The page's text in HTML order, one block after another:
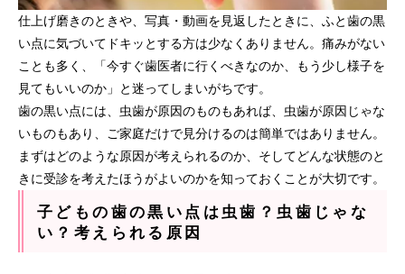
仕上げ磨きのときや、写真・動画を見返したときに、ふと歯の黒
い点に気づいてドキッとする方は少なくありません。痛みがない
ことも多く、「今すぐ歯医者に行くべきなのか、もう少し様子を
見てもいいのか」と迷ってしまいがちです。
歯の黒い点には、虫歯が原因のものもあれば、虫歯が原因じゃな
いものもあり、ご家庭だけで見分けるのは簡単ではありません。
まずはどのような原因が考えられるのか、そしてどんな状態のと
きに受診を考えたほうがよいのかを知っておくことが大切です。
子どもの歯の黒い点は虫歯？虫歯じゃな
い？考えられる原因